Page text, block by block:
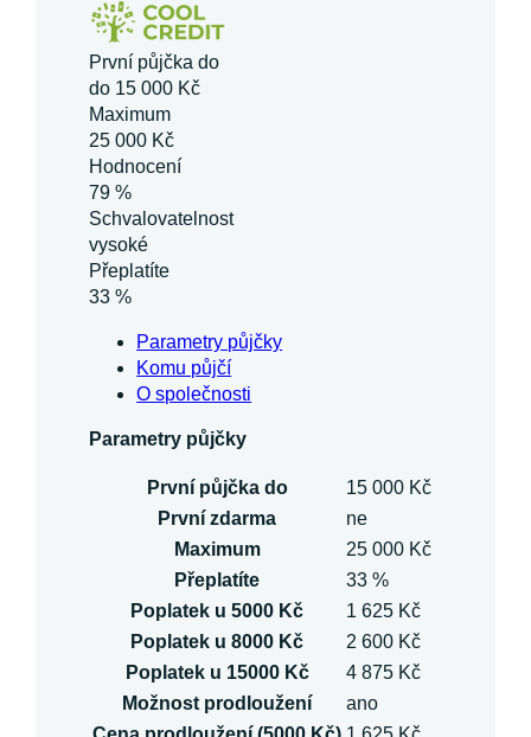
První půjčka do
do 15 000 Kč
Maximum
25 000 Kč
Hodnocení
79 %
Schvalovatelnost
vysoké
Přeplatíte
33 %
Parametry půjčky
Komu půjčí
O společnosti
Parametry půjčky
První půjčka do
15 000 Kč
První zdarma
ne
Maximum
25 000 Kč
Přeplatíte
33 %
Poplatek u 5000 Kč
1 625 Kč
Poplatek u 8000 Kč
2 600 Kč
Poplatek u 15000 Kč
4 875 Kč
Možnost prodloužení
ano